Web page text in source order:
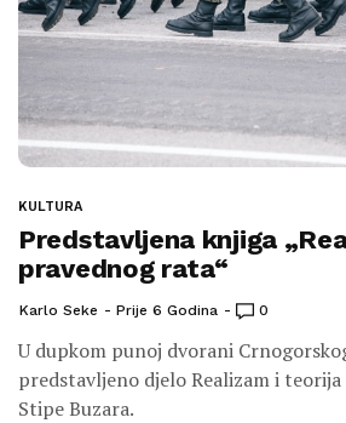
KULTURA
Predstavljena knjiga
pravednog rata“
Karlo Seke Prije 6 Godina 0
U dupkom punoj dvorani
predstavljeno djelo Realizam i
Stipe Buzara.